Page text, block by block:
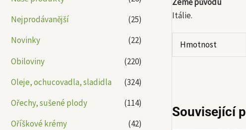
Nejprodávanější
(25)
Novinky
(22)
Obiloviny
(220)
Oleje, ochucovadla, sladidla
(324)
Ořechy, sušené plody
(114)
Oříškové krémy
(42)
Itálie.
Hmotnost
Související